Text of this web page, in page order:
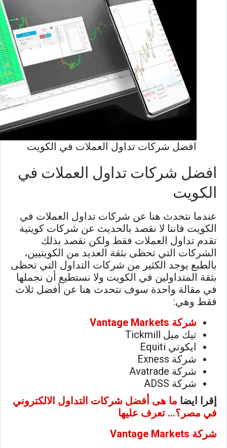
افضل شركات تداول العملات في الكويت
افضل شركات تداول العملات في
الكويت
عندما نتحدث هنا عن شركات تداول العملات في
الكويت فاننا لا نقصد بالحديث عن شركات كويتية
تقدم تداول العملات فقط ولكن نقصد بذلك
الشركات التي تحظى بثقة العديد من الكويتيين،
بالطبع يوجد الكثير من شركات التداول التي تحظى
بثقة المتداولين في الكويت ولا نستطيع أن نجملها
في مقالة واحدة سوف نتحدث هنا عن أفضل ثلاث
فقط وهي:
شركة Vantage Markets
تيك ميل Tickmill
ايكوتي Equiti
شركة Exness
شركة Avatrade
شركة ADSS
إقرا ايضا ما هى أفضل شركات التداول الالكتروني
في مصر؟… تعرف عليها
شركة Vantage Markets